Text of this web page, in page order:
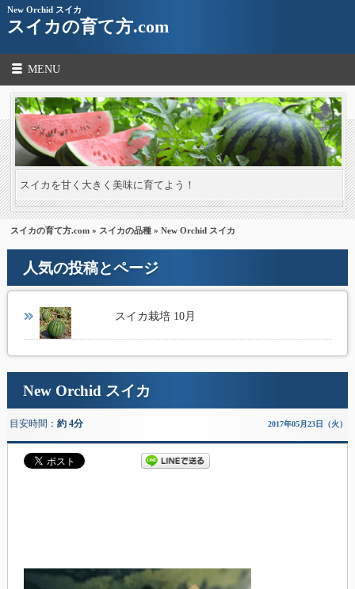
New Orchid スイカ
スイカの育て方.com
MENU
スイカを甘く大きく美味に育てよう！
スイカの育て方.com » スイカの品種 » New Orchid スイカ
人気の投稿とページ
スイカ栽培 10月
New Orchid スイカ
目安時間： 約 4分 2017年05月23日（火）